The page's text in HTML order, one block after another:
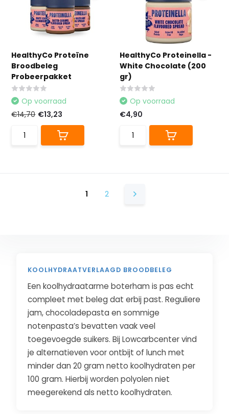
HealthyCo Proteïne
Broodbeleg
Probeerpakket
Op voorraad
€14,70 €13,23
HealthyCo Proteinella -
White Chocolate (200
gr)
Op voorraad
€4,90
1 2
KOOLHYDRAATVERLAAGD BROODBELEG
Een koolhydraatarme boterham is pas echt
compleet met beleg dat erbij past. Reguliere
jam, chocoladepasta en sommige
notenpasta’s bevatten vaak veel
toegevoegde suikers. Bij Lowcarbcenter vind
je alternatieven voor ontbijt of lunch met
minder dan 20 gram netto koolhydraten per
100 gram. Hierbij worden polyolen niet
meegerekend als netto koolhydraten.